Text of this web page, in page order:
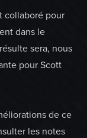
collaboré pour
dans le
sera, nous
pour Scott
de ce
les notes